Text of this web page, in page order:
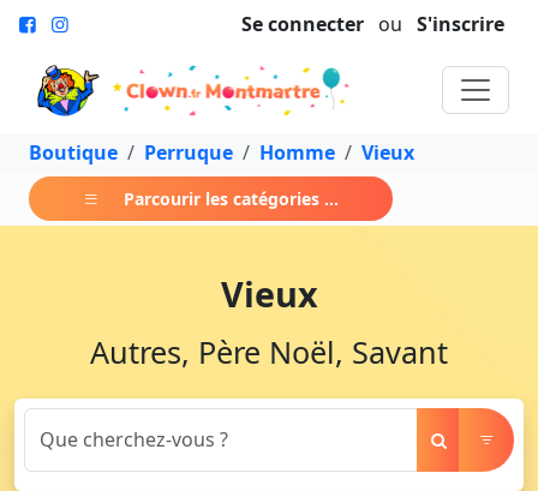
Se connecter ou S'inscrire
Boutique Perruque Homme Vieux
Parcourir les catégories ...
Vieux
Autres, Père Noël, Savant